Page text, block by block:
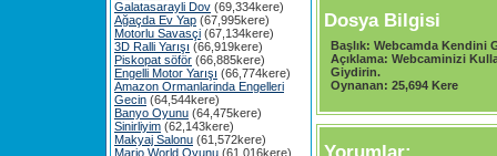
Galatasarayli Dov (69,334kere)
Ağaçda Ev Yap (67,995kere)
Motorlu Savasçi (67,134kere)
3D Ralli Yarışı (66,919kere)
Piskopat söför (66,885kere)
Engelli Motor Yarışı (66,774kere)
Amazon Ormanlarinda Engelleri
Gecin (64,544kere)
Banyo Oyunu (64,475kere)
Sinirliyim (62,143kere)
Makyaj Salonu (61,572kere)
Mario World Oyunu (61,016kere)
Dosya Bilgisi
Başlık: Webcamda Kendini
Açıklama: Webcaminizi
Giydirin.
Oynanan: 25,694 Kere
Yorumlar: